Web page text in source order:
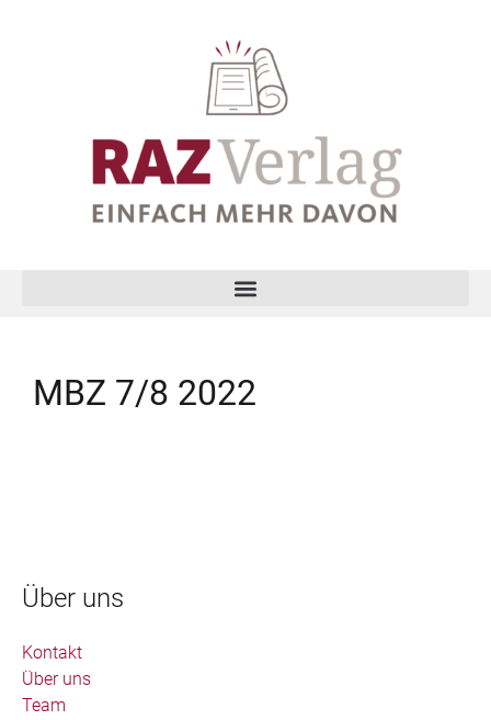
MBZ 7/8 2022
Über uns
Kontakt
Über uns
Team